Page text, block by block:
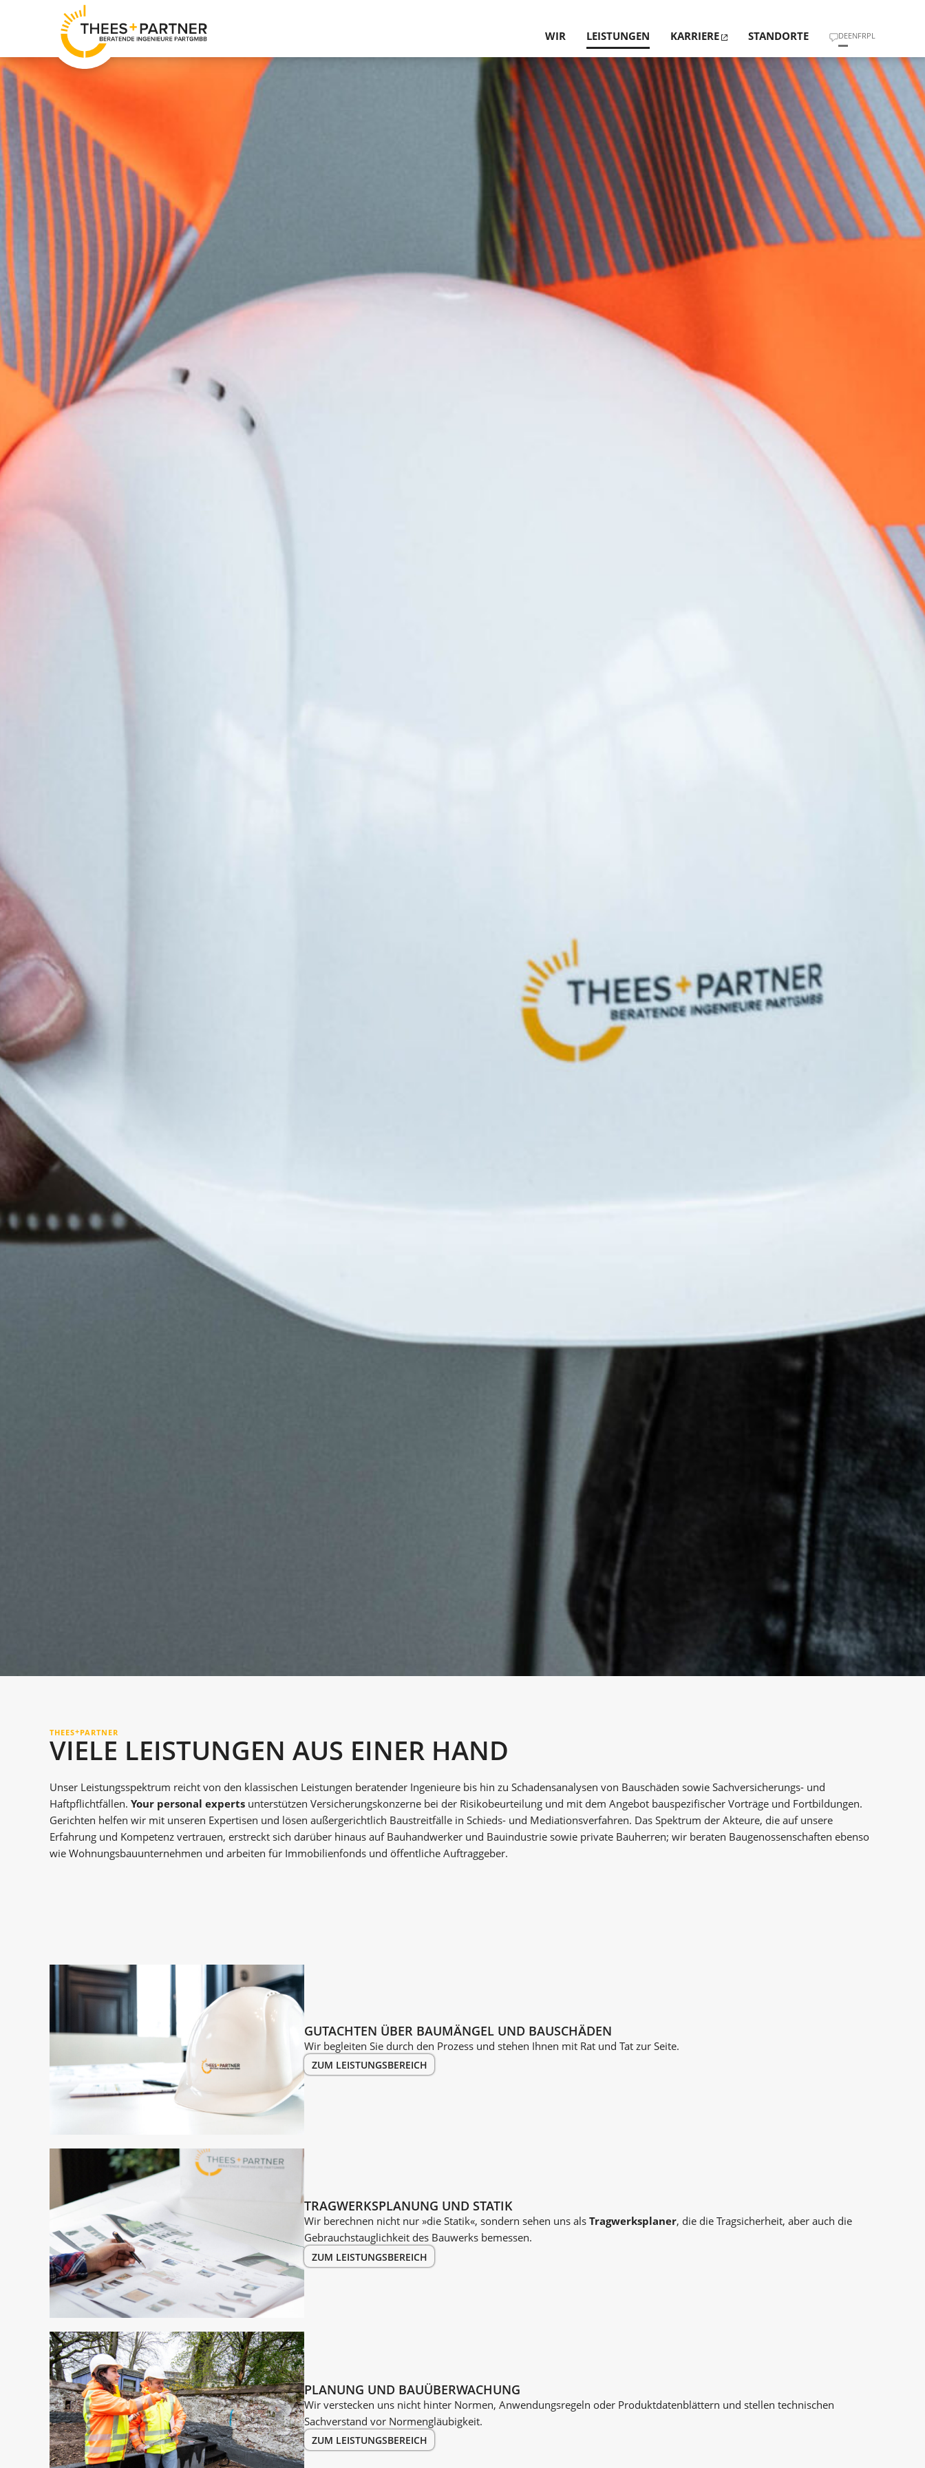
WIR
PHILOSOPHIE UND WERTE
UNSERE KUNDEN
PARTNER
UNSER TEAM
HISTORIE
LEISTUNGEN
GUTACHTEN ÜBER BAU­MÄNGEL UND BAUSCHÄDEN
TRAGWERKS­PLANUNG UND STATIK
PLANUNG UND BAU­­ÜBER­WACHUNG
BAU­PHYSIK UND BRANDSCHUTZ
INNEN­RAUM­HYGIENE UND SCHAD­STOFF­ANALYSE
WERTERMITTLUNG GRUND­STÜCKE/GEBÄUDE
BEHEBUNG VON BAU­­ABLAUF­STÖRUNGEN
SCHULUNGEN UND VORTRÄGE
KARRIERE STANDORTE
TRIER
STUTTGART
MÜNCHEN
HANNOVER
DEENFRPL
THEES+PARTNER
VIELE LEISTUNGEN AUS EINER HAND
Unser Leistungsspektrum reicht von den klassischen Leistungen beratender Ingenieure bis hin zu Schadensanalysen von Bau­schäden sowie Sachversicherungs- und
Haftpflichtfällen. Your personal experts unterstützen Versicherungskonzerne bei der Risikobeurteilung und mit dem Angebot bau­spezifischer Vorträge und Fortbildungen.
Gerichten helfen wir mit unseren Expertisen und lösen außergerichtlich Baustreitfälle in Schieds- und Mediationsverfahren. Das Spektrum der Akteure, die auf unsere
Erfahrung und Kompetenz vertrauen, erstreckt sich darüber hinaus auf Bauhandwerker und Bauindustrie sowie private Bauherren; wir beraten Baugenossenschaften ebenso
wie Wohnungsbauunternehmen und arbeiten für Immobilienfonds und öffentliche Auftraggeber.
GUTACHTEN ÜBER BAU­MÄNGEL UND BAUSCHÄDEN
Wir begleiten Sie durch den Prozess und stehen Ihnen mit Rat und Tat zur Seite.
ZUM LEISTUNGSBEREICH
TRAGWERKS­PLANUNG UND STATIK
Wir berechnen nicht nur »die Statik«, sondern sehen uns als Tragwerksplaner, die die Tragsicherheit, aber auch die
Gebrauchstauglichkeit des Bau­­werks bemessen.
ZUM LEISTUNGSBEREICH
PLANUNG UND BAU­ÜBER­WACHUNG
Wir verstecken uns nicht hinter Normen, Anwendungsregeln oder Produktdatenblättern und stellen technischen
Sachverstand vor Normengläubigkeit.
ZUM LEISTUNGSBEREICH